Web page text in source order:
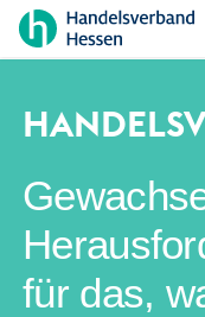
für das,